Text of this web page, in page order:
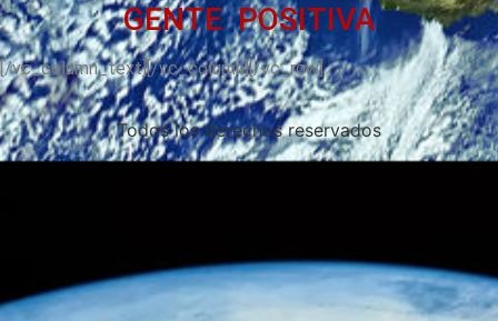
GENTE POSITIVA
[/vc_column_text][/vc_column][/vc_row]
Todos los derechos reservados